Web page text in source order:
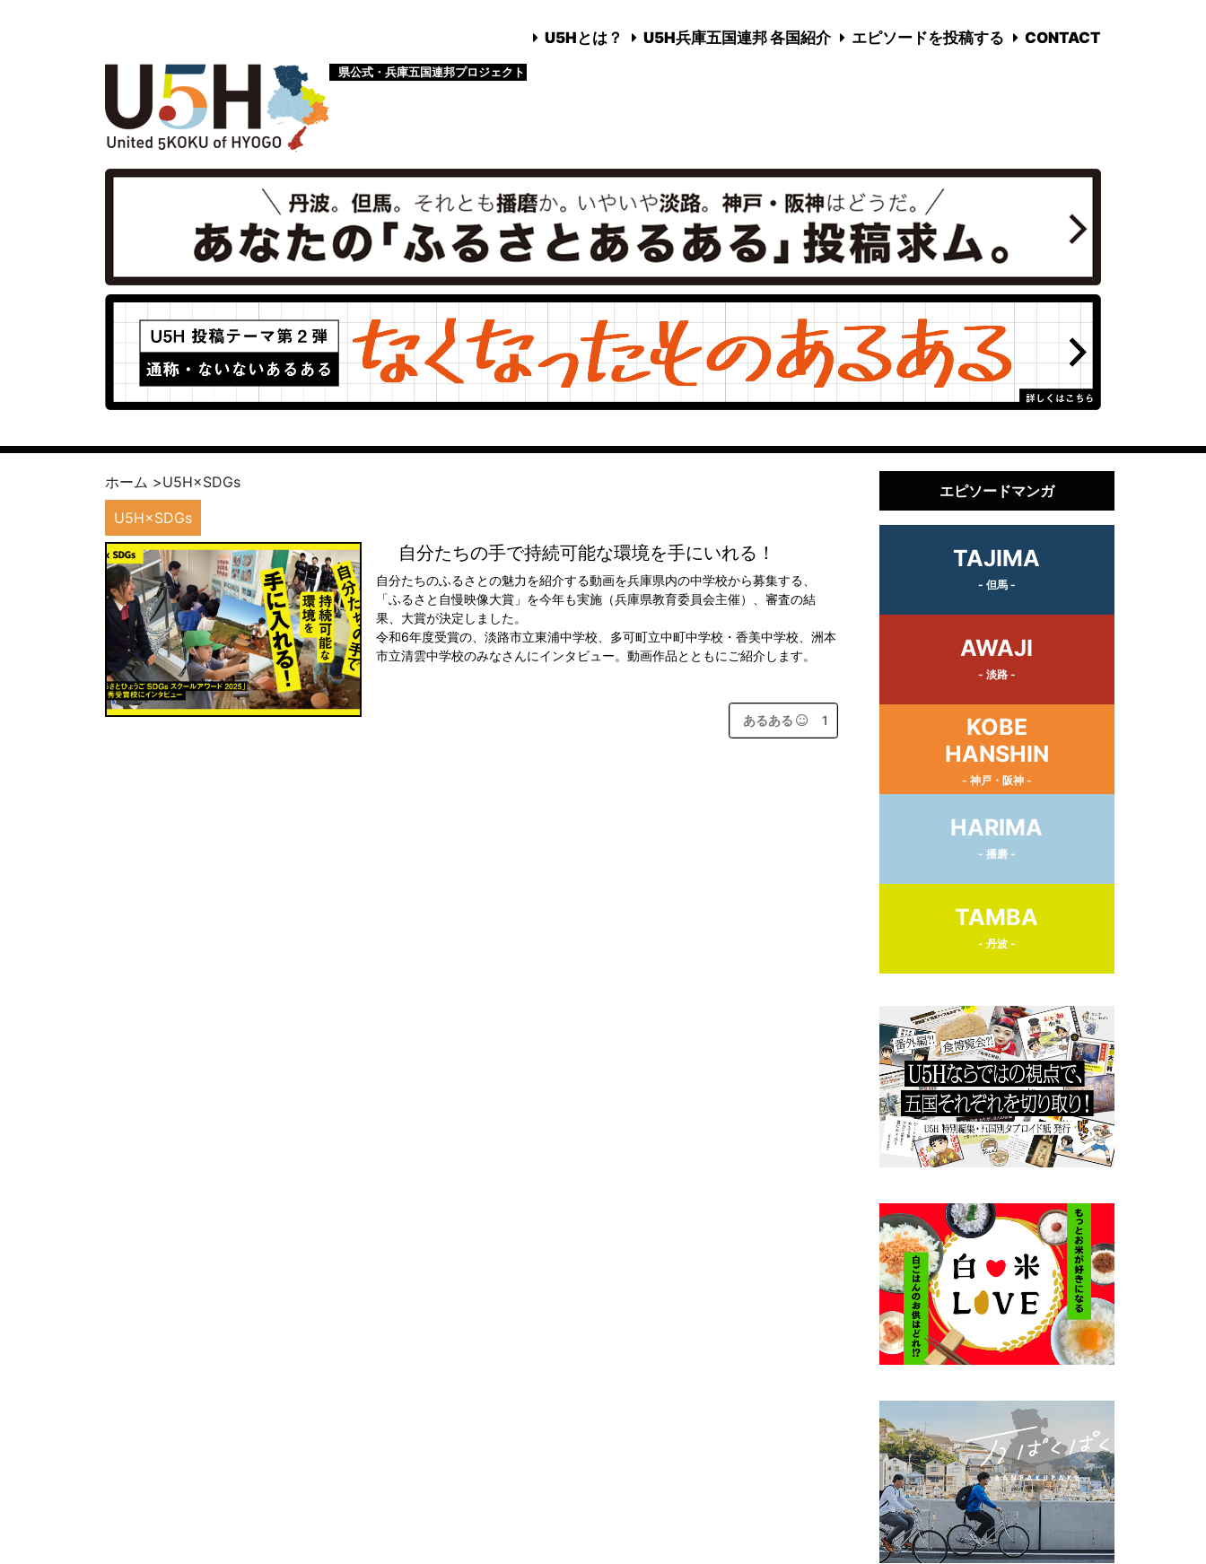
U5Hとは？ U5H兵庫五国連邦 各国紹介 エピソードを投稿する CONTACT
県公式・兵庫五国連邦プロジェクト
ホーム >U5H×SDGs
U5H×SDGs
自分たちの手で持続可能な環境を手にいれる！
自分たちのふるさとの魅力を紹介する動画を兵庫県内の中学校から募集する、
「ふるさと自慢映像大賞」を今年も実施（兵庫県教育委員会主催）、審査の結
果、大賞が決定しました。
令和6年度受賞の、淡路市立東浦中学校、多可町立中町中学校・香美中学校、洲本
市立清雲中学校のみなさんにインタビュー。動画作品とともにご紹介します。
あるある 1
エピソードマンガ
TAJIMA
- 但馬 -
AWAJI
- 淡路 -
KOBE
HANSHIN
- 神戸・阪神 -
HARIMA
- 播磨 -
TAMBA
- 丹波 -